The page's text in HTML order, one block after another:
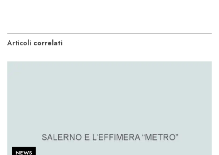
Articoli correlati
NEWS